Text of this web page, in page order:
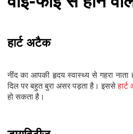
हार्ट अटैक
नींद का आपकी हृदय स्वास्थ्य से गहरा नाता
दिल पर बहुत बुरा असर पड़ता है। इससे
हो सकता है।